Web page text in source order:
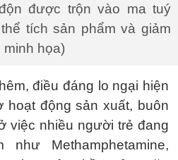
được trộn vào ma tuý
tích sản phẩm và giảm
họa)
điều đáng lo ngại hiện
hoạt động sản xuất, buôn
việc nhiều người trẻ đang
Methamphetamine,